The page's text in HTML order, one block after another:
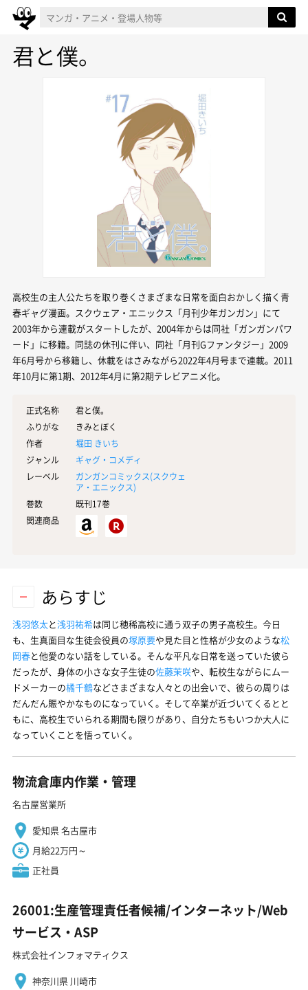
君と僕。
高校生の主人公たちを取り巻くさまざまな日常を面白おかしく描く青
春ギャグ漫画。スクウェア・エニックス「月刊少年ガンガン」にて
2003年から連載がスタートしたが、2004年からは同社「ガンガンパワ
ード」に移籍。同誌の休刊に伴い、同社「月刊Gファンタジー」2009
年6月号から移籍し、休載をはさみながら2022年4月号まで連載。2011
年10月に第1期、2012年4月に第2期テレビアニメ化。
正式名称
君と僕。
ふりがな
きみとぼく
作者
堀田 きいち
ジャンル
ギャグ・コメディ
レーベル
ガンガンコミックス(スクウェ
ア・エニックス)
巻数
既刊17巻
関連商品
あらすじ
浅羽悠太と浅羽祐希は同じ穂稀高校に通う双子の男子高校生。今日
も、生真面目な生徒会役員の塚原要や見た目と性格が少女のような松
岡春と他愛のない話をしている。そんな平凡な日常を送っていた彼ら
だったが、身体の小さな女子生徒の佐藤茉咲や、転校生ながらにムー
ドメーカーの橘千鶴などさまざまな人々との出会いで、彼らの周りは
だんだん賑やかなものになっていく。そして卒業が近づいてくるとと
もに、高校生でいられる期間も限りがあり、自分たちもいつか大人に
なっていくことを悟っていく。
物流倉庫内作業・管理
名古屋営業所
愛知県 名古屋市
月給22万円～
正社員
26001:生産管理責任者候補/インターネット/Web
サービス・ASP
株式会社インフォマティクス
神奈川県 川崎市